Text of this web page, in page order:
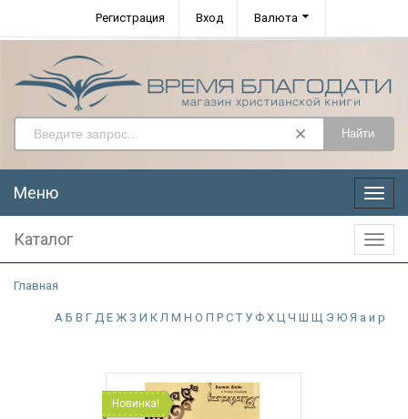
Регистрация Вход Валюта
Найти
Меню
Меню
Каталог
Главная
А Б В Г Д Е Ж З И К Л М Н О П Р С Т У Ф Х Ц Ч Ш Щ Э Ю Я а и р
Новинка!